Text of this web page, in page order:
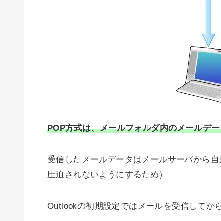
POP方式は、メールフォルダ内のメールデ
受信したメールデータはメールサーバから
圧迫されないようにするため）
Outlookの初期設定ではメールを受信してか